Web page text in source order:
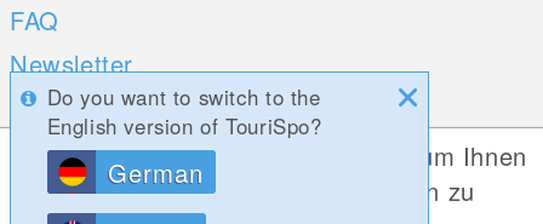
FAQ
Newsletter
Umfragen
Mobile Apps Social Web
Do you want to switch to the
English version of TouriSpo?
German
Diese Website verwendet Cookies, um Ihnen
die bestmögliche Funktionalität bieten zu